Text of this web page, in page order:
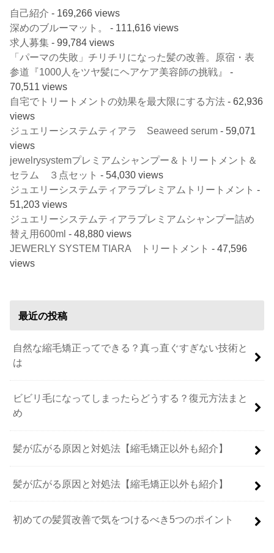
自己紹介 - 169,266 views
深めのブルーマット。
- 111,616 views
求人募集 - 99,784 views
「パーマの失敗」チリチリになった髪の改善。原宿・表
参道『1000人をツヤ髪にヘアケア美容師の挑戦』
-
70,511 views
自宅でトリートメントの効果を最大限にする方法 - 62,936
views
ジュエリーシステムティアラ Seaweed serum - 59,071
views
jewelrysystemプレミアムシャンプー＆トリートメント＆
セラム ３点セット - 54,030 views
ジュエリーシステムティアラプレミアムトリートメント -
51,203 views
ジュエリーシステムティアラプレミアムシャンプー詰め
替え用600ml - 48,880 views
JEWERLY SYSTEM TIARA トリートメント - 47,596
views
最近の投稿
自然な縮毛矯正ってできる？真っ直ぐすぎない技術と
は
ビビリ毛になってしまったらどうする？復元方法まと
め
髪が広がる原因と対処法【縮毛矯正以外も紹介】
髪が広がる原因と対処法【縮毛矯正以外も紹介】
初めての髪質改善で気をつけるべき5つのポイント